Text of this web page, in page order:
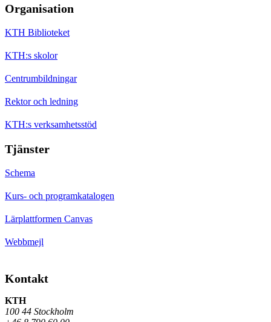
Organisation
KTH Biblioteket
KTH:s skolor
Centrumbildningar
Rektor och ledning
KTH:s verksamhetsstöd
Tjänster
Schema
Kurs- och programkatalogen
Lärplattformen Canvas
Webbmejl
Kontakt
KTH
100 44 Stockholm